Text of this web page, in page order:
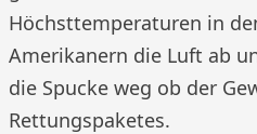
Höchsttemperaturen in
Amerikanern die Luft ab
die Spucke weg ob der
Rettungspaketes.